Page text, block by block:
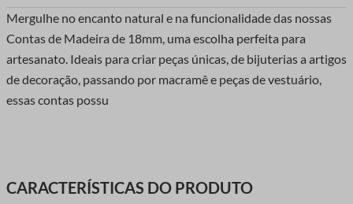
Mergulhe no encanto natural e na funcionalidade das nossas
Contas de Madeira de 18mm, uma escolha perfeita para
artesanato. Ideais para criar peças únicas, de bijuterias a artigos
de decoração, passando por macramê e peças de vestuário,
essas contas possu
CARACTERÍSTICAS DO PRODUTO